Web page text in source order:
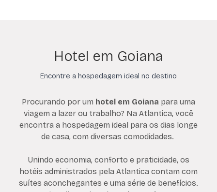
Hotel em Goiana
Encontre a hospedagem ideal no destino
Procurando por um hotel em Goiana para uma
viagem a lazer ou trabalho? Na Atlantica, você
encontra a hospedagem ideal para os dias longe
de casa, com diversas comodidades.
Unindo economia, conforto e praticidade, os
hotéis administrados pela Atlantica contam com
suítes aconchegantes e uma série de benefícios.